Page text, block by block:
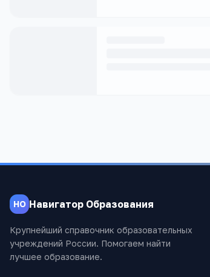
НО Навигатор Образования
Крупнейший справочник образовательных
учреждений России. Помогаем найти
лучшее образование.